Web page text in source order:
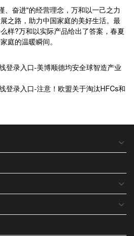
奋进"的经营理念，万和以一己之力
之路，助力中国家庭的美好生活。最
样?万和以实际产品给出了答案，春夏
庭的温暖瞬间。
登录入口-美博顺德均安全球智造产业
登录入口-注意！欧盟关于淘汰HFCs和